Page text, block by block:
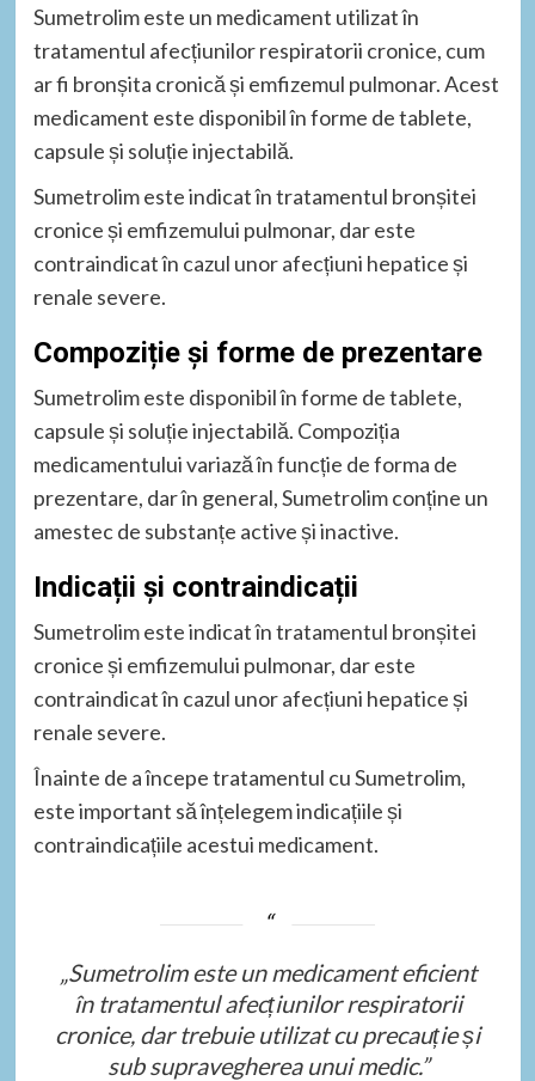
Sumetrolim este un medicament utilizat în
tratamentul afecțiunilor respiratorii cronice, cum
ar fi bronșita cronică și emfizemul pulmonar. Acest
medicament este disponibil în forme de tablete,
capsule și soluție injectabilă.
Sumetrolim este indicat în tratamentul bronșitei
cronice și emfizemului pulmonar, dar este
contraindicat în cazul unor afecțiuni hepatice și
renale severe.
Compoziție și forme de prezentare
Sumetrolim este disponibil în forme de tablete,
capsule și soluție injectabilă. Compoziția
medicamentului variază în funcție de forma de
prezentare, dar în general, Sumetrolim conține un
amestec de substanțe active și inactive.
Indicații și contraindicații
Sumetrolim este indicat în tratamentul bronșitei
cronice și emfizemului pulmonar, dar este
contraindicat în cazul unor afecțiuni hepatice și
renale severe.
Înainte de a începe tratamentul cu Sumetrolim,
este important să înțelegem indicațiile și
contraindicațiile acestui medicament.
„Sumetrolim este un medicament eficient
în tratamentul afecțiunilor respiratorii
cronice, dar trebuie utilizat cu precauție și
sub supravegherea unui medic.”